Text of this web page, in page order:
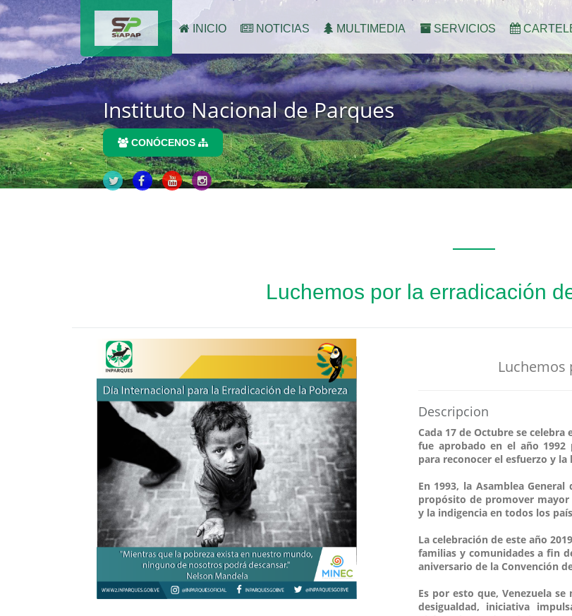
INICIO NOTICIAS MULTIMEDIA SERVICIOS
Instituto Nacional de Parques
CONÓCENOS
Luchemos por la erradicación
Luchemos
Descripcion
Cada 17 de Octubre se
fue aprobado en el año 1992
para reconocer el esfuerzo y
En 1993, la Asamblea
propósito de promover mayor
y la indigencia en todos los
La celebración de este año
familias y comunidades a fin
aniversario de la Convención
Es por esto que, Venezuela
desigualdad, iniciativa